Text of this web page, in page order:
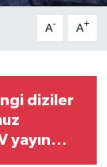
A- A+
diziler
yayın